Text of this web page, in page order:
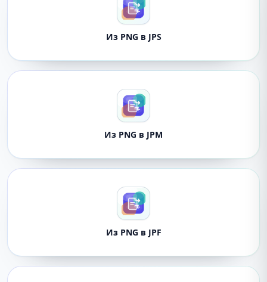
Из PNG в JPS
Из PNG в JPM
Из PNG в JPF